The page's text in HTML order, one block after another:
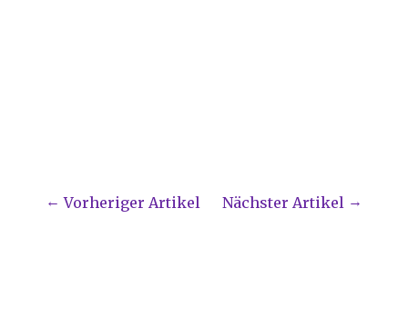
Vorheriger Artikel Nächster Artikel